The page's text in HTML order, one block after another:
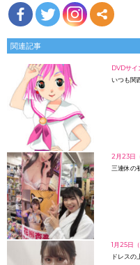
関連記事
DVDサ
いつも関
2月23日
三連休の
1月25日
ドレスの